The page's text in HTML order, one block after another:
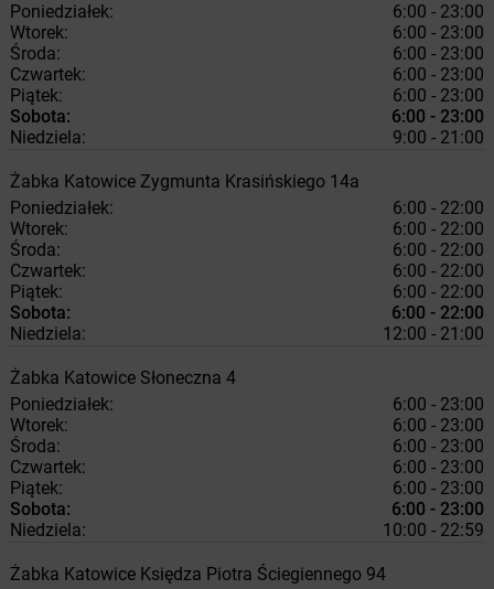
Poniedziałek:
6:00 - 23:00
Wtorek:
6:00 - 23:00
Środa:
6:00 - 23:00
Czwartek:
6:00 - 23:00
Piątek:
6:00 - 23:00
Sobota:
6:00 - 23:00
Niedziela:
9:00 - 21:00
Żabka Katowice Zygmunta Krasińskiego 14a
Poniedziałek:
6:00 - 22:00
Wtorek:
6:00 - 22:00
Środa:
6:00 - 22:00
Czwartek:
6:00 - 22:00
Piątek:
6:00 - 22:00
Sobota:
6:00 - 22:00
Niedziela:
12:00 - 21:00
Żabka Katowice Słoneczna 4
Poniedziałek:
6:00 - 23:00
Wtorek:
6:00 - 23:00
Środa:
6:00 - 23:00
Czwartek:
6:00 - 23:00
Piątek:
6:00 - 23:00
Sobota:
6:00 - 23:00
Niedziela:
10:00 - 22:59
Żabka Katowice Księdza Piotra Ściegiennego 94